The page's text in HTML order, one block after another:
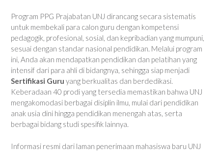
Program PPG Prajabatan UNJ dirancang secara sistematis
untuk membekali para calon guru dengan kompetensi
pedagogik, profesional, sosial, dan kepribadian yang mumpuni,
sesuai dengan standar nasional pendidikan. Melalui program
ini, Anda akan mendapatkan pendidikan dan pelatihan yang
intensif dari para ahli di bidangnya, sehingga siap menjadi
Sertifikasi Guru yang berkualitas dan berdedikasi.
Keberadaan 40 prodi yang tersedia memastikan bahwa UNJ
mengakomodasi berbagai disiplin ilmu, mulai dari pendidikan
anak usia dini hingga pendidikan menengah atas, serta
berbagai bidang studi spesifik lainnya.
Informasi resmi dari laman penerimaan mahasiswa baru UNJ